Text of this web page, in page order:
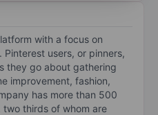
with a focus on
users, or pinners,
they go about gathering
improvement, fashion,
has more than 500
two thirds of whom are